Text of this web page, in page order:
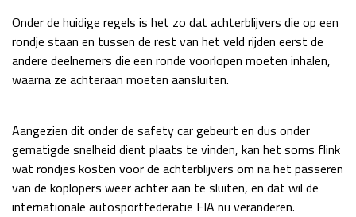
Kwalificatie
Kwalificatie
za 05:00 - 06:00
Race
zo 05:00 - 07:00
Kwalificatie
za 15:00 - 16:00
Race
zo 14:00 - 16:00
Onder de huidige regels is het zo dat achterblijvers die op een
rondje staan en tussen de rest van het veld rijden eerst de
andere deelnemers die een ronde voorlopen moeten inhalen,
waarna ze achteraan moeten aansluiten.
Aangezien dit onder de safety car gebeurt en dus onder
gematigde snelheid dient plaats te vinden, kan het soms flink
wat rondjes kosten voor de achterblijvers om na het passeren
van de koplopers weer achter aan te sluiten, en dat wil de
internationale autosportfederatie FIA nu veranderen.